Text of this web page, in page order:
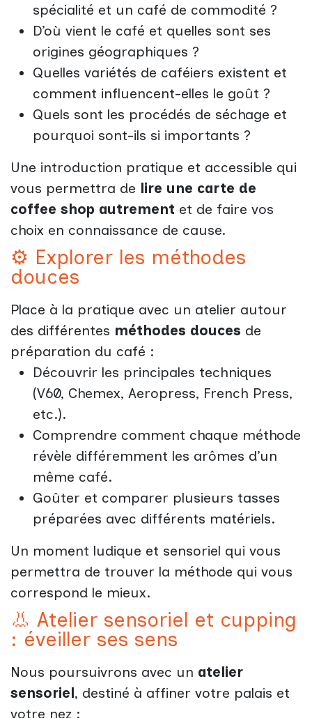
spécialité et un café de commodité ?
D’où vient le café et quelles sont ses
origines géographiques ?
Quelles variétés de caféiers existent et
comment influencent-elles le goût ?
Quels sont les procédés de séchage et
pourquoi sont-ils si importants ?
Une introduction pratique et accessible qui
vous permettra de lire une carte de
coffee shop autrement et de faire vos
choix en connaissance de cause.
⚙️ Explorer les méthodes
douces
Place à la pratique avec un atelier autour
des différentes méthodes douces de
préparation du café :
Découvrir les principales techniques
(V60, Chemex, Aeropress, French Press,
etc.).
Comprendre comment chaque méthode
révèle différemment les arômes d’un
même café.
Goûter et comparer plusieurs tasses
préparées avec différents matériels.
Un moment ludique et sensoriel qui vous
permettra de trouver la méthode qui vous
correspond le mieux.
👃 Atelier sensoriel et cupping
: éveiller ses sens
Nous poursuivrons avec un atelier
sensoriel, destiné à affiner votre palais et
votre nez :